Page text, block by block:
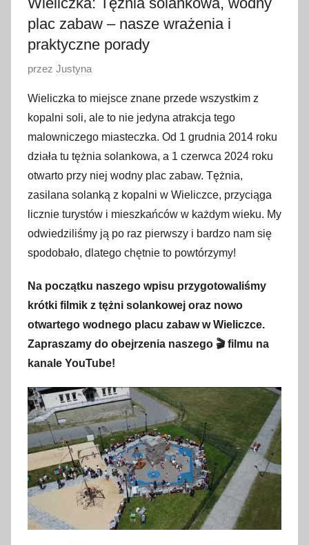
plac zabaw – nasze wrażenia i
praktyczne porady
O
u
b
l
i
k
o
w
a
n
6
c
z
e
r
c
a
2
0
4
przez Justyna
Wieliczka to miejsce znane przede wszystkim z
kopalni soli, ale to nie jedyna atrakcja tego
malowniczego miasteczka. Od 1 grudnia 2014 roku
działa tu tężnia solankowa, a 1 czerwca 2024 roku
otwarto przy niej wodny plac zabaw. Tężnia,
zasilana solanką z kopalni w Wieliczce, przyciąga
licznie turystów i mieszkańców w każdym wieku. My
odwiedziliśmy ją po raz pierwszy i bardzo nam się
spodobało, dlatego chętnie to powtórzymy!
Na początku naszego wpisu przygotowaliśmy
krótki filmik z tężni solankowej oraz nowo
otwartego wodnego placu zabaw w Wieliczce.
Zapraszamy do obejrzenia naszego 🎬 filmu na
kanale YouTube!